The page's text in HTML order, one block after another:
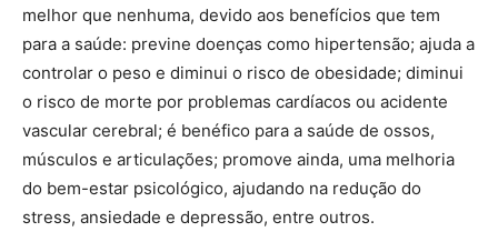
melhor que nenhuma, devido aos benefícios que tem
para a saúde: previne doenças como hipertensão; ajuda a
controlar o peso e diminui o risco de obesidade; diminui
o risco de morte por problemas cardíacos ou acidente
vascular cerebral; é benéfico para a saúde de ossos,
músculos e articulações; promove ainda, uma melhoria
do bem-estar psicológico, ajudando na redução do
stress, ansiedade e depressão, entre outros.